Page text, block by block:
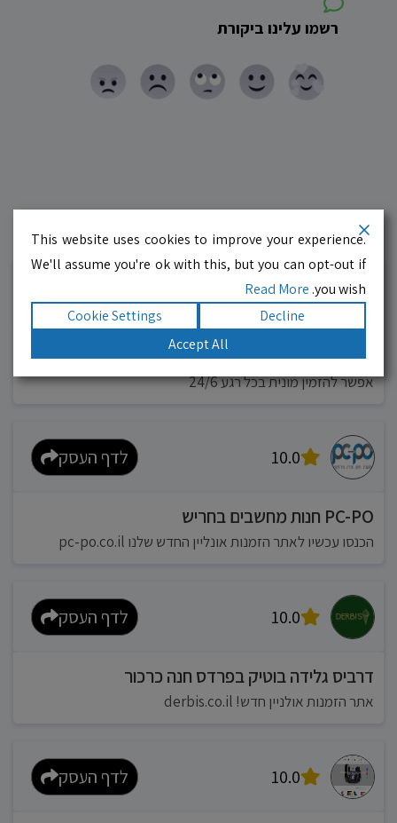
רשמו עלינו ביקורת
עסקים מומלצים!רוצים גם? לחצו כאן
10.0 לדף העסק
מוניות רחובות בילו
אפשר להזמין מונית בכל רגע 24/6
10.0 לדף העסק
PC-PO חנות מחשבים בחריש
הכנסו עכשיו לאתר הזמנות אונליין החדש שלנו pc-po.co.il
10.0 לדף העסק
דרביס גלידה בוטיק בפרדס חנה כרכור
אתר הזמנות אולניין חדש! derbis.co.il
10.0 לדף העסק
This website uses cookies to improve your experience.
We'll assume you're ok with this, but you can opt-out if
you wish.
Read More
Decline
Cookie Settings
Accept All